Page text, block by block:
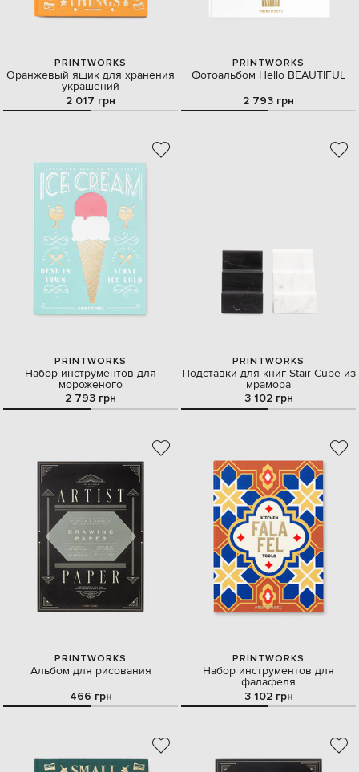
PRINTWORKS
Оранжевый ящик для хранения
украшений
2 017 грн
PRINTWORKS
Фотоальбом Hello BEAUTIFUL
2 793 грн
PRINTWORKS
Набор инструментов для
мороженого
2 793 грн
PRINTWORKS
Подставки для книг Stair Cube из
мрамора
3 102 грн
PRINTWORKS
Альбом для рисования
466 грн
PRINTWORKS
Набор инструментов для
фалафеля
3 102 грн